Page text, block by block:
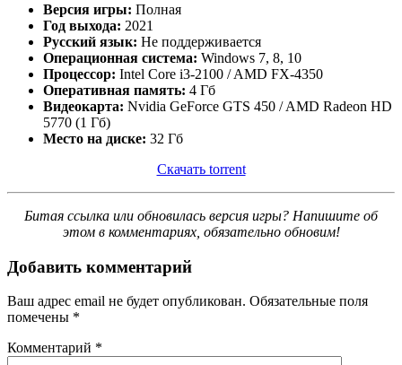
Версия игры: Полная
Год выхода: 2021
Русский язык: Не поддерживается
Операционная система: Windows 7, 8, 10
Процессор: Intel Core i3-2100 / AMD FX-4350
Оперативная память: 4 Гб
Видеокарта: Nvidia GeForce GTS 450 / AMD Radeon HD
5770 (1 Гб)
Место на диске: 32 Гб
Скачать torrent
Битая ссылка или обновилась версия игры? Напишите об
этом в комментариях, обязательно обновим!
Добавить комментарий
Ваш адрес email не будет опубликован. Обязательные поля
помечены *
Комментарий *